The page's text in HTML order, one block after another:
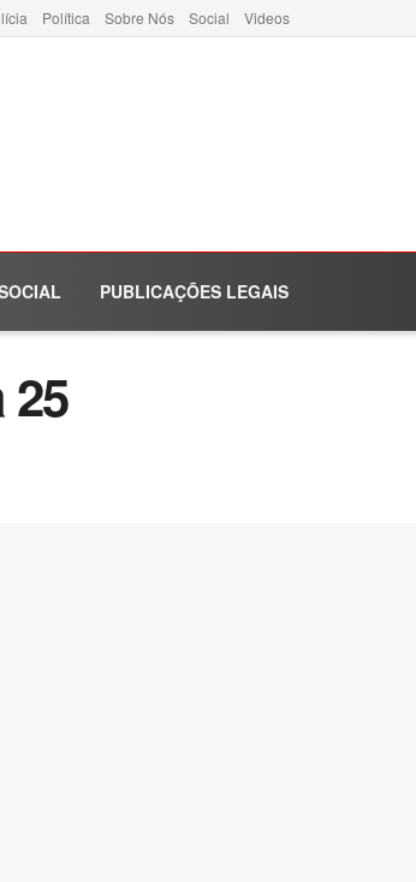
Política Sobre Nós Social Videos
PUBLICAÇÕES LEGAIS